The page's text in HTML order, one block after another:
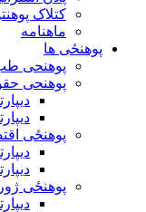
کتلاک
ماهنامه
پوهنځی ها
پوهنحی
پوهنحی
پوهنځی
پوهنځی